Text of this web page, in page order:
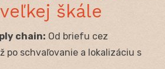
škále
chain: Od briefu cez
po schvaľovanie a lokalizáciu s